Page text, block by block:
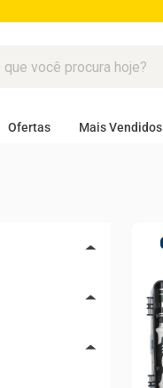
Ofertas Mais Vendidos